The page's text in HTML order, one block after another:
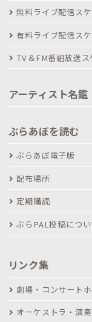
無料ライブ配信ス
有料ライブ配信ス
TV＆FM番組放送
アーティスト名鑑
ぶらあぼを読む
ぶらあぼ電子版
配布場所
定期購読
ぶらPAL投稿につい
リンク集
劇場・コンサート
オーケストラ・演